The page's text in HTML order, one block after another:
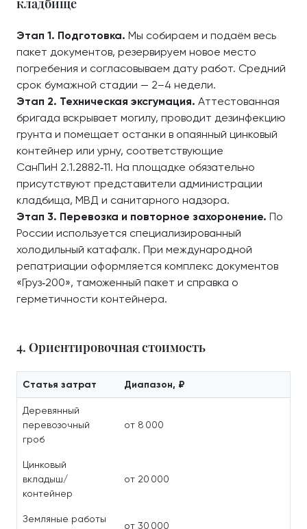
кладбище
Этап 1. Подготовка. Мы собираем и подаём весь
пакет документов, резервируем новое место
погребения и согласовываем дату работ. Средний
срок бумажной стадии — 2–4 недели.
Этап 2. Техническая эксгумация. Аттестованная
бригада вскрывает могилу, проводит дезинфекцию
грунта и помещает останки в опаянный цинковый
контейнер или урну, соответствующие
СанПиН 2.1.2882‑11. На площадке обязательно
присутствуют представители администрации
кладбища, МВД и санитарного надзора.
Этап 3. Перевозка и повторное захоронение. По
России используется специализированный
холодильный катафалк. При международной
репатриации оформляется комплекс документов
«Груз‑200», таможенный пакет и справка о
герметичности контейнера.
4. Ориентировочная стоимость
Статья затрат Диапазон, ₽
Деревянный
перевозочный
гроб
от 8 000
Цинковый
вкладыш/
контейнер
от 20 000
Земляные работы
от 30 000